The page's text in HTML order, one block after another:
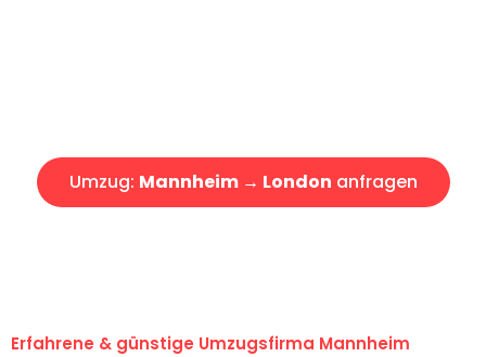
Umzug: Mannheim → London anfragen
Erfahrene & günstige Umzugsfirma Mannheim